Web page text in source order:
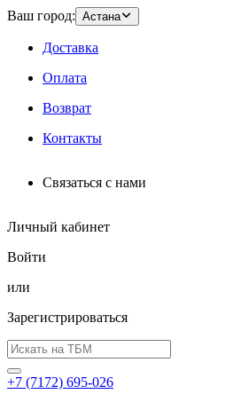
Ваш город: Астана
Доставка
Оплата
Возврат
Контакты
Связаться с нами
Личный кабинет
Войти
или
Зарегистрироваться
+7 (7172) 695-026